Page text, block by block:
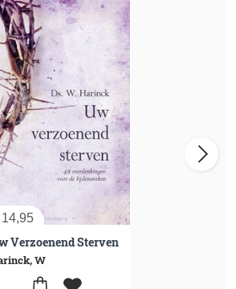
Verzoenend Sterven
W